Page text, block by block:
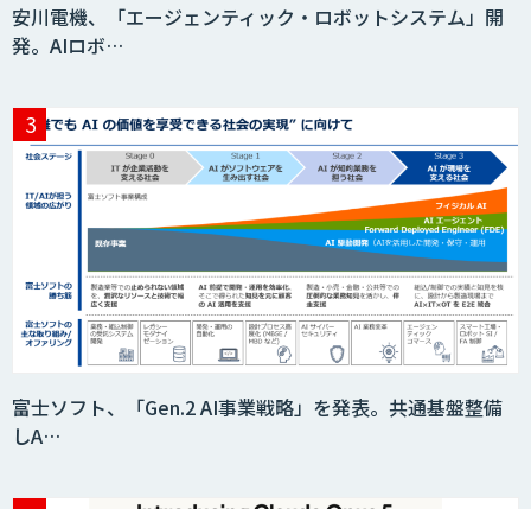
Acompany セキュアチャット
安川電機、「エージェンティック・ロボットシステム」開
発。AIロボ…
富士ソフト、「Gen.2 AI事業戦略」を発表。共通基盤整備
しA…